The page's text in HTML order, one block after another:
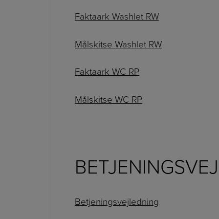
Faktaark Washlet RW
Målskitse Washlet RW
Faktaark WC RP
Målskitse WC RP
Betjeningsvejledning